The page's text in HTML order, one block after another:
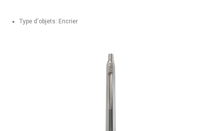
Type d'objets: Encrier